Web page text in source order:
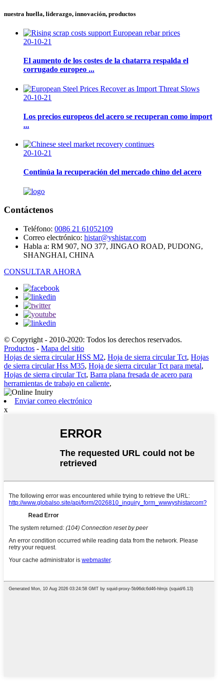
nuestra huella, liderazgo, innovación, productos
20-10-21
El aumento de los costes de la chatarra respalda el
corrugado europeo ...
20-10-21
Los precios europeos del acero se recuperan como import
...
20-10-21
Continúa la recuperación del mercado chino del acero
Contáctenos
Teléfono: 0086 21 61052109
Correo electrónico: histar@yshistar.com
Habla a: RM 907, NO 377, JINGAO ROAD, PUDONG,
SHANGHAI, CHINA
CONSULTAR AHORA
© Copyright - 2010-2020: Todos los derechos reservados.
Productos - Mapa del sitio
Hojas de sierra circular HSS M2, Hoja de sierra circular Tct, Hojas
de sierra circular Hss M35, Hoja de sierra circular Tct para metal,
Hojas de sierra circular Tct, Barra plana fresada de acero para
herramientas de trabajo en caliente,
Enviar correo electrónico
x